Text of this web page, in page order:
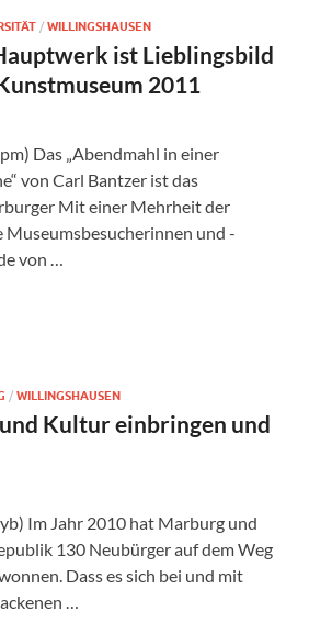
/ WILLINGSHAUSEN
ist Lieblingsbild
2011
Das „Abendmahl in einer
von Carl Bantzer ist das
Mit einer Mehrheit der
und -
von …
/ WILLINGSHAUSEN
Kultur einbringen und
Im Jahr 2010 hat Marburg und
130 Neubürger auf dem Weg
Dass es sich bei und mit
…